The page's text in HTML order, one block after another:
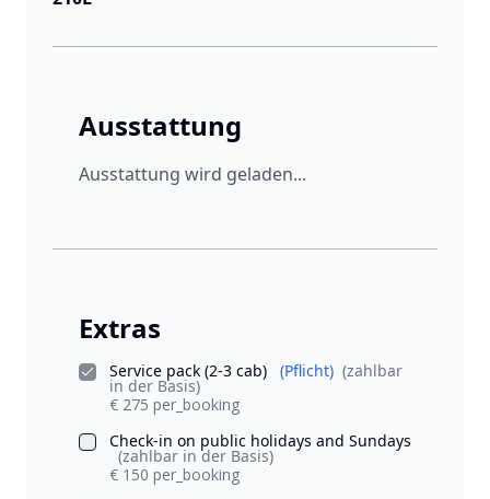
Ausstattung
Ausstattung wird geladen...
Extras
Service pack (2-3 cab) (Pflicht) (zahlbar
in der Basis)
€ 275 per_booking
Check-in on public holidays and Sundays
(zahlbar in der Basis)
€ 150 per_booking